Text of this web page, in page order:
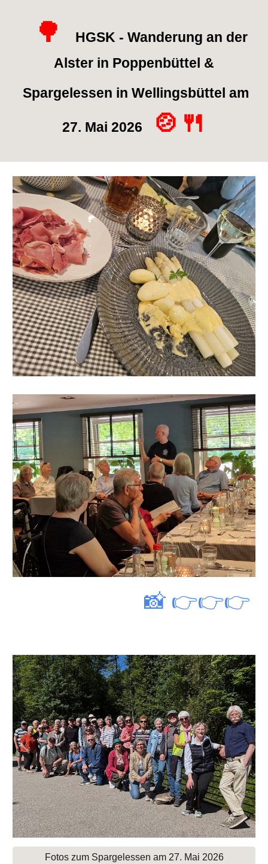
🌳
HGSK - Wanderung an der
Alster in Poppenbüttel &
Spargelessen in Wellingsbüttel am
27. Mai 2026 🍲🍴
📸 👉👉👉
Fotos zum Spargelessen am 27. Mai 2026